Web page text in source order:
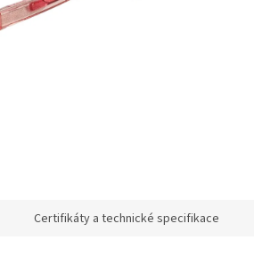
Certifikáty a technické specifikace